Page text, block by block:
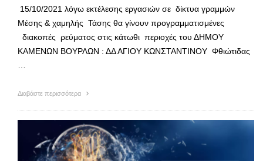
15/10/2021 λόγω εκτέλεσης εργασιών σε δίκτυα γραμμών
Μέσης & χαμηλής Τάσης θα γίνουν προγραμματισμένες
διακοπές ρεύματος στις κάτωθι περιοχές του ΔΗΜΟΥ
ΚΑΜΕΝΩΝ ΒΟΥΡΛΩΝ : ΔΔ ΑΓΙΟΥ ΚΩΝΣΤΑΝΤΙΝΟΥ Φθιώτιδας
Διαβάστε περισσότερα